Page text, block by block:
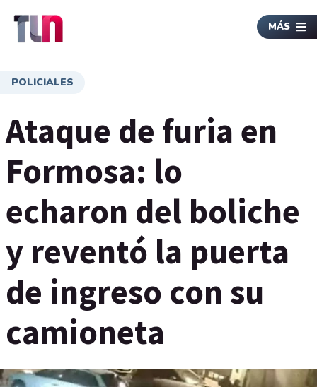
MÁS
POLICIALES
Ataque de furia en
Formosa: lo
echaron del boliche
y reventó la puerta
de ingreso con su
camioneta